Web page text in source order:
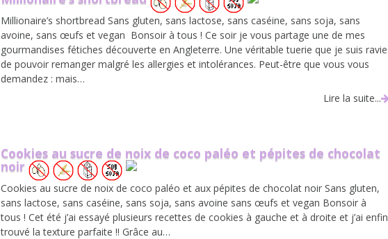
Millionaire’s shortbread Sans gluten, sans lactose, sans caséine, sans soja, sans
avoine, sans œufs et vegan Bonsoir à tous ! Ce soir je vous partage une de mes
gourmandises fétiches découverte en Angleterre. Une véritable tuerie que je suis ravie
de pouvoir remanger malgré les allergies et intolérances. Peut-être que vous vous
demandez : mais…
Lire la suite...
Cookies au sucre de noix de coco paléo et pépites de chocolat
noir
Cookies au sucre de noix de coco paléo et aux pépites de chocolat noir Sans gluten,
sans lactose, sans caséine, sans soja, sans avoine sans œufs et vegan Bonsoir à
tous ! Cet été j’ai essayé plusieurs recettes de cookies à gauche et à droite et j’ai enfin
trouvé la texture parfaite !! Grâce au…